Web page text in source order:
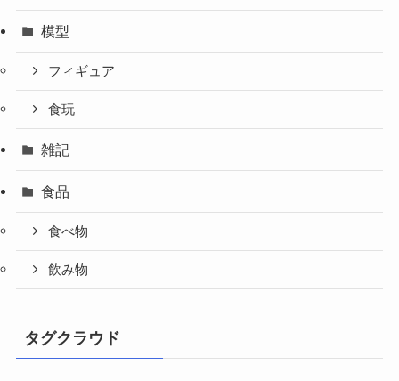
模型
フィギュア
食玩
雑記
食品
食べ物
飲み物
タグクラウド